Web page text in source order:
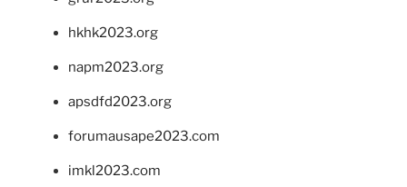
hkhk2023.org
napm2023.org
apsdfd2023.org
forumausape2023.com
imkl2023.com